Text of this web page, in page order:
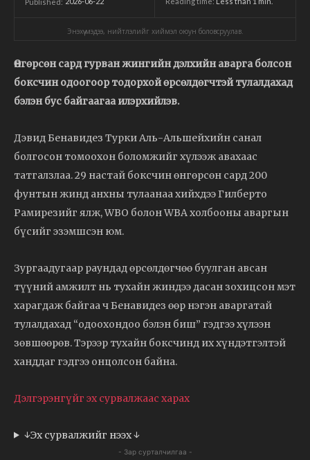
Энэхүү мэдээ, нийтлэлийг хиймэл оюун боловсруулав.
Өнгөрсөн сард гурван жингийн дэлхийн аварга болсон
боксчин одоогоор тодорхой өрсөлдөгчтэй тулалдахад
бэлэн бус байгаагаа илэрхийлэв.
Дэвид Бенавидез Турки Аль-Альшейхийн санал
болгосон томоохон боломжийг хүлээж авахаас
татгалзлаа. 29 настай боксчин өнгөрсөн сард 200
фунтын жинд анхны тулаанаа хийхдээ Гилберто
Рамирезийг ялж, WBO болон WBA холбооны аваргын
бүсийг эзэмшсэн юм.
Зургаадугаар раундад өрсөлдөгчөө буулган авсан
түүний амжилт нь тухайн жиндээ дасан зохицсон мэт
харагдаж байгаа ч Бенавидез өөр нэгэн аваргатай
тулалдахад “одоохондоо бэлэн биш” гэдгээ хүлээн
зөвшөөрөв. Тэрээр тухайн боксчинд их хүндэтгэлтэй
ханддаг гэдгээ онцолсон байна.
Дэлгэрэнгүйг эх сурвалжаас харах
↓Эх сурвалжийг нээх ↓
- Зар сурталчилгаа -